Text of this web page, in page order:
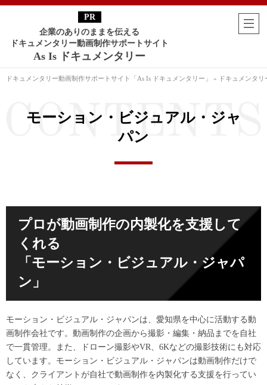
企業のありのままを伝える
ドキュメンタリー動画制作サポートサイト
As Is ドキュメンタリー
ドキュメンタリー動画制作サポートサイト「As Is ドキュメンタリー」 » ドキュメンタ
モーション・ビジュアル・ジャ
パン
プロが動画制作の内製化を支援して
くれる
「モーション・ビジュアル・ジャパ
ン」
モーション・ビジュアル・ジャパンは、愛知県を中心に活動する動
画制作会社です。動画制作の企画から撮影・編集・納品までを自社
で一貫管理。また、ドローン撮影やVR、6Kなどの撮影技術にも対応
しています。モーション・ビジュアル・ジャパンは動画制作だけで
なく、クライアントが自社で動画制作を内製化する支援を行ってい